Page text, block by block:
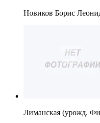
Новиков Борис
Лиманская (урожд.